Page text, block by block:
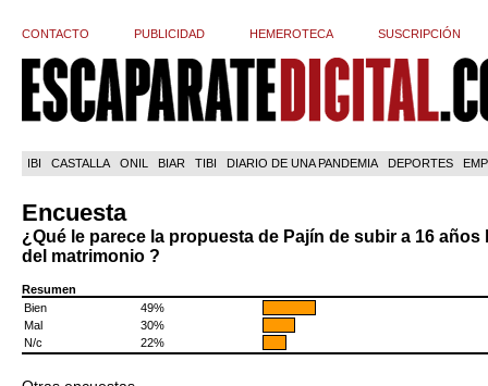
CONTACTO PUBLICIDAD HEMEROTECA SUSCRIPCIÓN
IBI CASTALLA ONIL BIAR TIBI DIARIO DE UNA PANDEMIA DEPORTES
Encuesta
¿Qué le parece la propuesta de Pajín de subir a 16 años
del matrimonio ?
Resumen
Bien
49%
Mal
30%
N/c
22%